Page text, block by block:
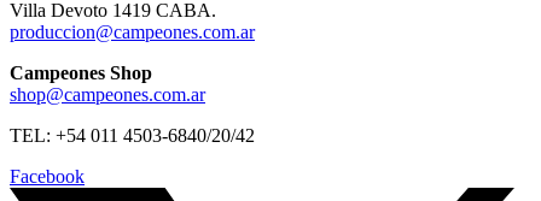
Villa Devoto 1419 CABA.
produccion@campeones.com.ar
Campeones Shop
shop@campeones.com.ar
TEL: +54 011 4503-6840/20/42
Facebook